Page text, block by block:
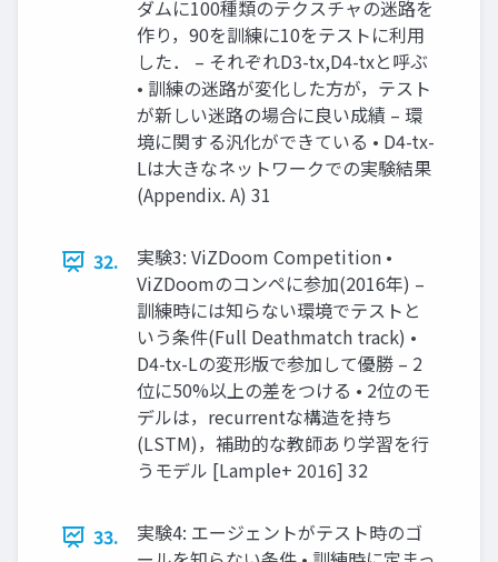
ダムに100種類のテクスチャの迷路を
作り，90を訓練に10をテストに利⽤
した． – それぞれD3-tx,D4-txと呼ぶ
• 訓練の迷路が変化した⽅が，テスト
が新しい迷路の場合に良い成績 – 環
境に関する汎化ができている • D4-tx-
Lは⼤きなネットワークでの実験結果
(Appendix. A) 31
32.
実験3: ViZDoom Competition •
ViZDoomのコンペに参加(2016年) –
訓練時には知らない環境でテストと
いう条件(Full Deathmatch track) •
D4-tx-Lの変形版で参加して優勝 – 2
位に50%以上の差をつける • 2位のモ
デルは，recurrentな構造を持ち
(LSTM)，補助的な教師あり学習を⾏
うモデル [Lample+ 2016] 32
33.
実験4: エージェントがテスト時のゴ